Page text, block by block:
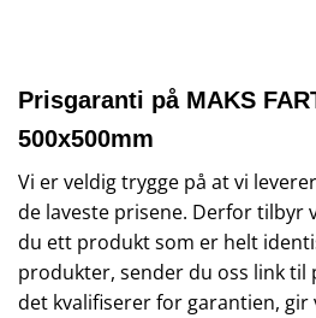
Prisgaranti på MAKS
500x500mm
Vi er veldig trygge på at vi
de laveste prisene. Derfor tilbyr
du ett produkt som er helt
produkter, sender du oss link til
det kvalifiserer for garantien, gir